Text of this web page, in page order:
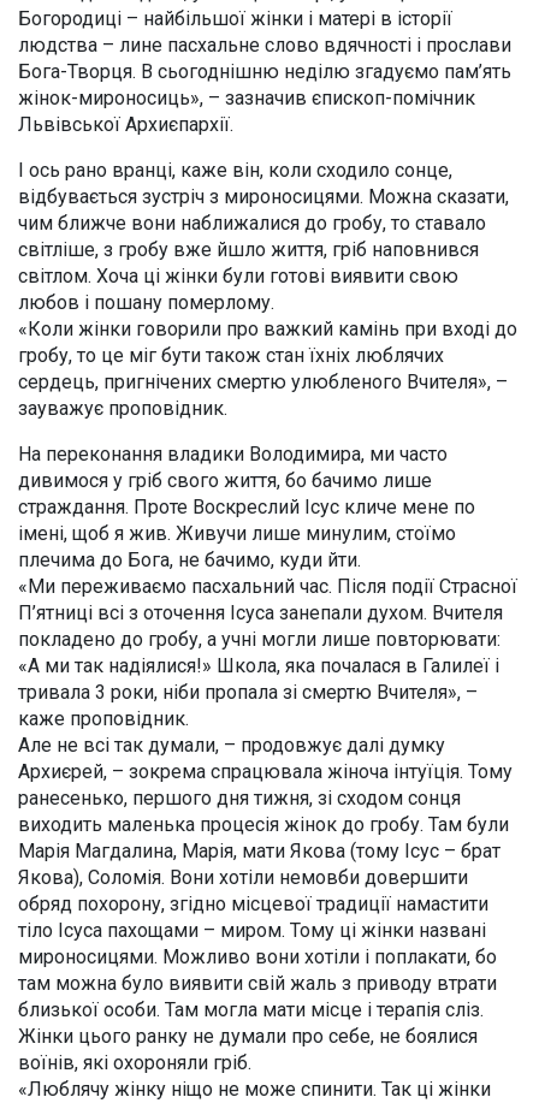
Богородиці – найбільшої жінки і матері в історії
людства – лине пасхальне слово вдячності і прослави
Бога-Творця. В сьогоднішню неділю згадуємо пам’ять
жінок-мироносиць», – зазначив єпископ-помічник
Львівської Архиєпархії.
І ось рано вранці, каже він, коли сходило сонце,
відбувається зустріч з мироносицями. Можна сказати,
чим ближче вони наближалися до гробу, то ставало
світліше, з гробу вже йшло життя, гріб наповнився
світлом. Хоча ці жінки були готові виявити свою
любов і пошану померлому.
«Коли жінки говорили про важкий камінь при вході до
гробу, то це міг бути також стан їхніх люблячих
сердець, пригнічених смертю улюбленого Вчителя», –
зауважує проповідник.
На переконання владики Володимира, ми часто
дивимося у гріб свого життя, бо бачимо лише
страждання. Проте Воскреслий Ісус кличе мене по
імені, щоб я жив. Живучи лише минулим, стоїмо
плечима до Бога, не бачимо, куди йти.
«Ми переживаємо пасхальний час. Після події Страсної
П’ятниці всі з оточення Ісуса занепали духом. Вчителя
покладено до гробу, а учні могли лише повторювати:
«А ми так надіялися!» Школа, яка почалася в Галилеї і
тривала 3 роки, ніби пропала зі смертю Вчителя», –
каже проповідник.
Але не всі так думали, – продовжує далі думку
Архиєрей, – зокрема спрацювала жіноча інтуїція. Тому
ранесенько, першого дня тижня, зі сходом сонця
виходить маленька процесія жінок до гробу. Там були
Марія Магдалина, Марія, мати Якова (тому Ісус – брат
Якова), Соломія. Вони хотіли немовби довершити
обряд похорону, згідно місцевої традиції намастити
тіло Ісуса пахощами – миром. Тому ці жінки названі
мироносицями. Можливо вони хотіли і поплакати, бо
там можна було виявити свій жаль з приводу втрати
близької особи. Там могла мати місце і терапія сліз.
Жінки цього ранку не думали про себе, не боялися
воїнів, які охороняли гріб.
«Люблячу жінку ніщо не може спинити. Так ці жінки